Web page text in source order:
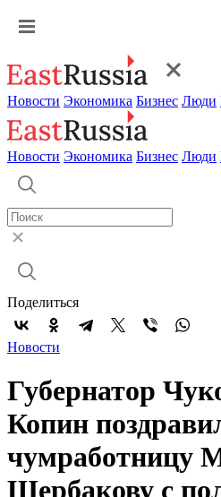
Новости Экономика Бизнес Люди
Новости Экономика Бизнес Люди
Поделиться
Новости
Губернатор
Копин
чумработницу
Щербакову с